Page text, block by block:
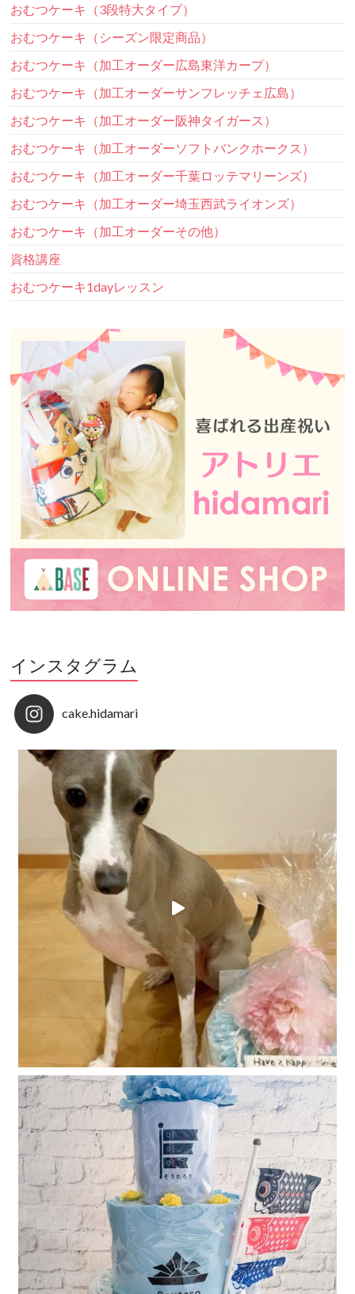
おむつケーキ（3段特大タイプ）
おむつケーキ（シーズン限定商品）
おむつケーキ（加工オーダー広島東洋カープ）
おむつケーキ（加工オーダーサンフレッチェ広島）
おむつケーキ（加工オーダー阪神タイガース）
おむつケーキ（加工オーダーソフトバンクホークス）
おむつケーキ（加工オーダー千葉ロッテマリーンズ）
おむつケーキ（加工オーダー埼玉西武ライオンズ）
おむつケーキ（加工オーダーその他）
資格講座
おむつケーキ1dayレッスン
インスタグラム
cake.hidamari